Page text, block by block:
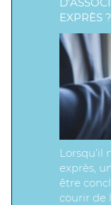
EXPRÈS ?
Lorsqu’il
exprès,
être
courir de